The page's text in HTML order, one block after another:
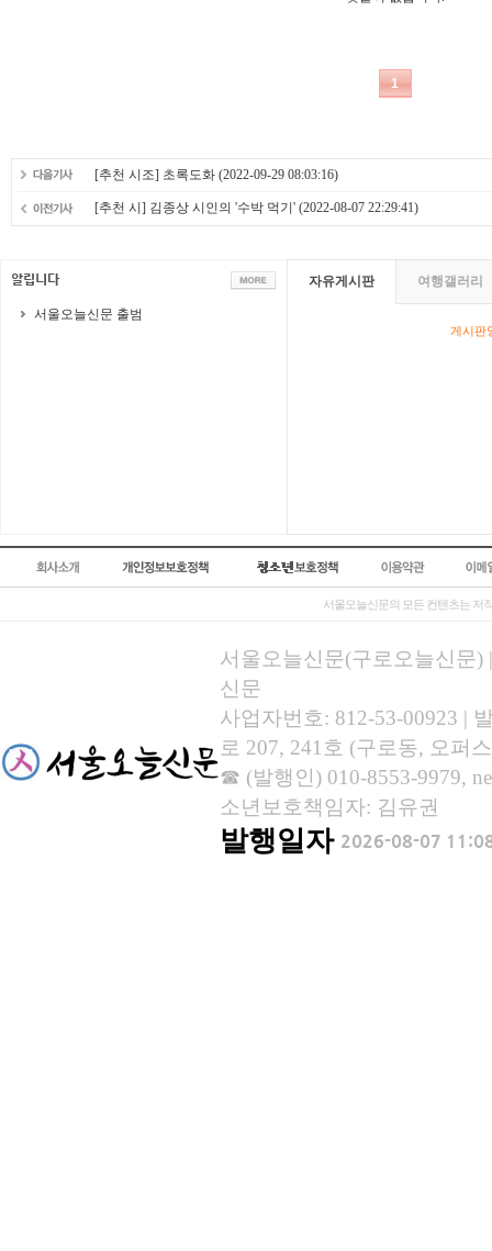
[추천 시조] 초록도화 (2022-09-29 08:03:16)
[추천 시] 김종상 시인의 '수박 먹기' (2022-08-07 22:29:41)
서울오늘신문 출범
자유게시판 여행갤러리
게시판
서울오늘신문의 모든 컨텐츠는 저
서울오늘신문(구로오늘신문)
신문
사업자번호: 812-53-00923 |
로 207, 241호 (구로동, 오퍼
☎ (발행인) 010-8553-9979,
소년보호책임자: 김유권
발행일자